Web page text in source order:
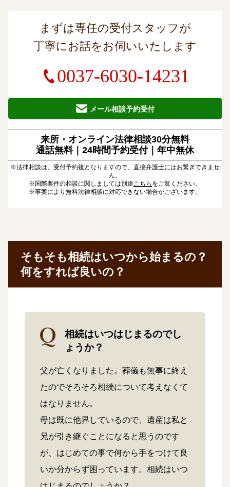
まずは専任の受付スタッフが
丁寧にお話をお伺いいたします
0037-6030-14231
メール相談予約受付
来所・オンライン法律相談30分無料
通話無料｜24時間予約受付｜ 年中無休
※法律相談は、受付予約後となりますので、直接弁護士にはお繋ぎできませ
ん。
※国際案件の相談に関しましては別途こちら をご覧ください。
※事案により無料法律相談に対応できない場合がございます。
そもそも相続はいつから始まるの？
何をすれば良いの？
相続はいつはじまるのでし
ょうか？
父が亡くなりました。葬儀も無事に終え
たのでそろそろ相続について考えなくて
はなりません。
母は既に他界しているので、遺産は私と
兄が引き継ぐことになると思うのです
が、はじめての事で何から手をつけて良
いか分からず困っています。相続はいつ